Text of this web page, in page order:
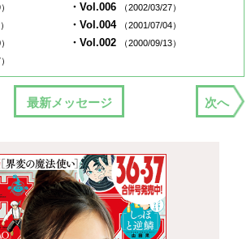
・Vol.006 （2002/03/27）
・Vol.004 （2001/07/04）
・Vol.002 （2000/09/13）
最新メッセージ 次へ